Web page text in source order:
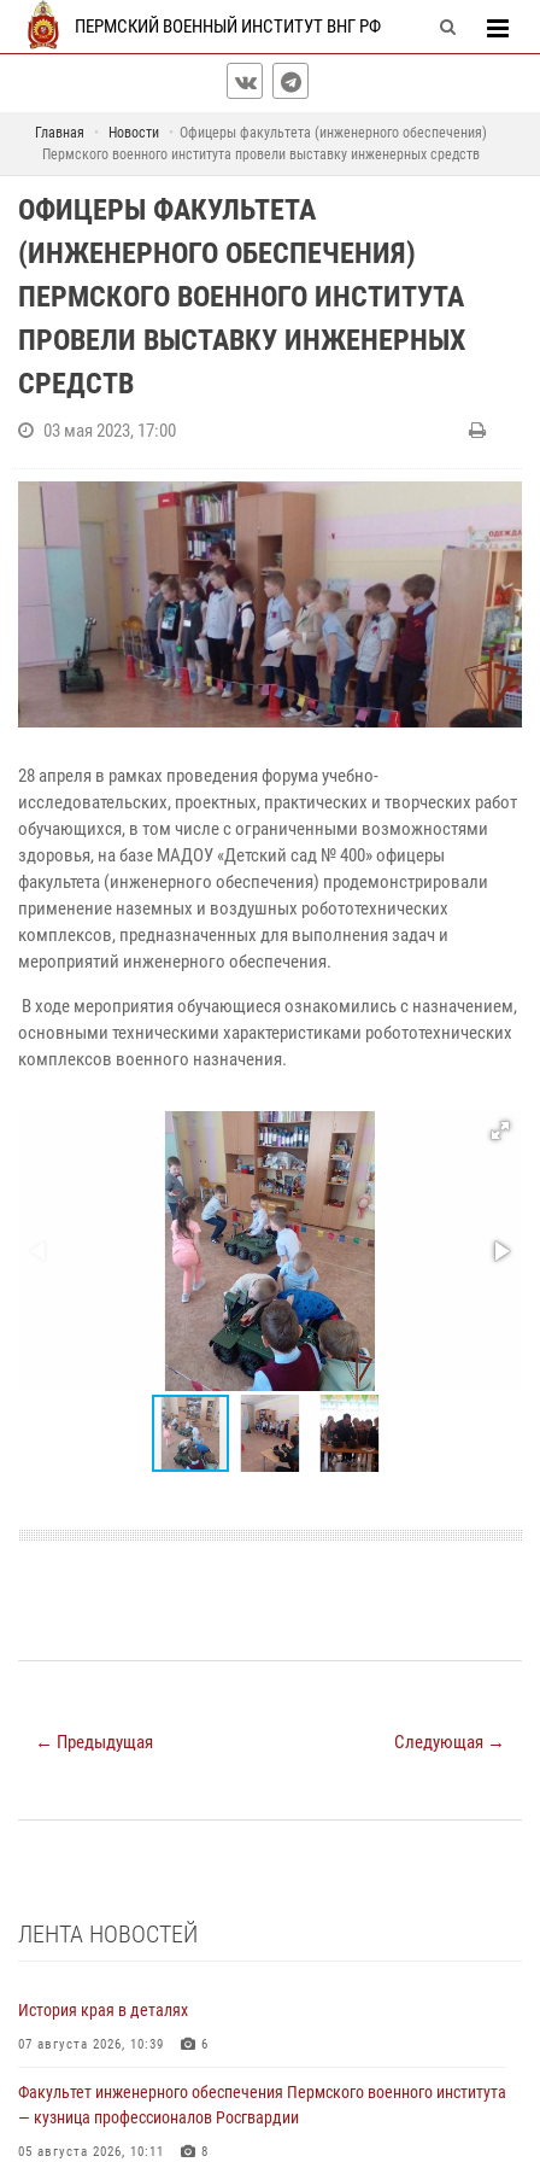
ПЕРМСКИЙ ВОЕННЫЙ ИНСТИТУТ ВНГ РФ
Главная Новости
Офицеры факультета (инженерного обеспечения)
Пермского военного института провели выставку инженерных средств
ОФИЦЕРЫ ФАКУЛЬТЕТА
(ИНЖЕНЕРНОГО ОБЕСПЕЧЕНИЯ)
ПЕРМСКОГО ВОЕННОГО ИНСТИТУТА
ПРОВЕЛИ ВЫСТАВКУ ИНЖЕНЕРНЫХ
СРЕДСТВ
03 мая 2023, 17:00
28 апреля в рамках проведения форума учебно-
исследовательских, проектных, практических и творческих работ
обучающихся, в том числе с ограниченными возможностями
здоровья, на базе МАДОУ «Детский сад № 400» офицеры
факультета (инженерного обеспечения) продемонстрировали
применение наземных и воздушных робототехнических
комплексов, предназначенных для выполнения задач и
мероприятий инженерного обеспечения.
В ходе мероприятия обучающиеся ознакомились с назначением,
основными техническими характеристиками робототехнических
комплексов военного назначения.
← Предыдущая Следующая →
ЛЕНТА НОВОСТЕЙ
История края в деталях
07 августа 2026, 10:39 6
Факультет инженерного обеспечения Пермского военного института
— кузница профессионалов Росгвардии
05 августа 2026, 10:11 8